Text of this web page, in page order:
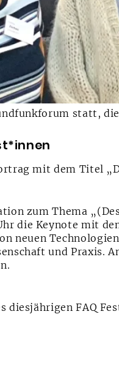
statt,
mit dem Titel
zum Thema
die Keynote mit
neuen
und Praxis.
FAQ